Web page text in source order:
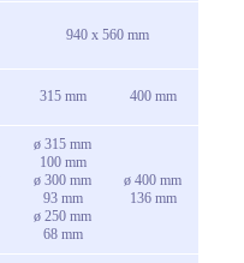
940 x 560 mm
315 mm 400 mm
ø 315 mm
100 mm
ø 300 mm
93 mm
ø 250 mm
68 mm
ø 400 mm
136 mm